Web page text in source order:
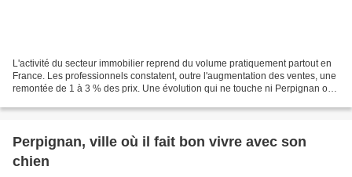
L'activité du secteur immobilier reprend du volume pratiquement partout en
France. Les professionnels constatent, outre l'augmentation des ventes, une
remontée de 1 à 3 % des prix. Une évolution qui ne touche ni Perpignan où
Perpignan, ville où il fait bon vivre avec son
chien